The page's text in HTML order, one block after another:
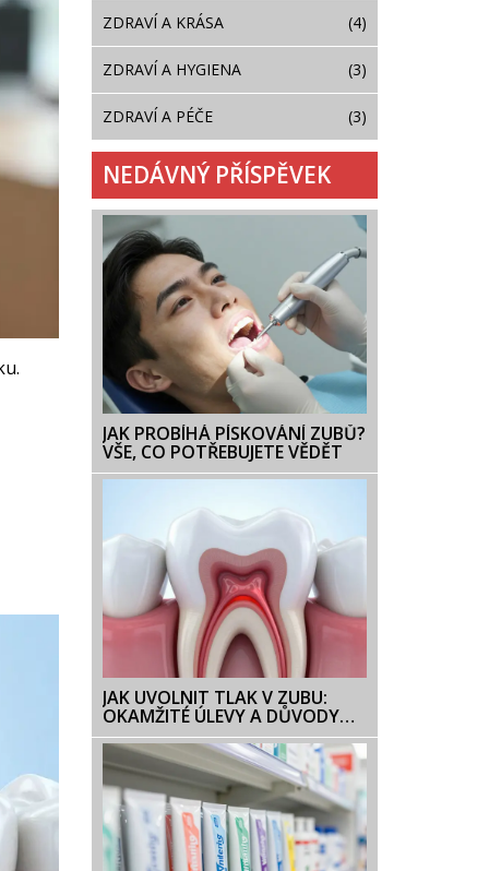
ZDRAVÍ A KRÁSA (4)
ZDRAVÍ A HYGIENA (3)
ZDRAVÍ A PÉČE (3)
NEDÁVNÝ PŘÍSPĚVEK
JAK PROBÍHÁ PÍSKOVÁNÍ ZUBŮ?
VŠE, CO POTŘEBUJETE VĚDĚT
JAK UVOLNIT TLAK V ZUBU:
OKAMŽITÉ ÚLEVY A DŮVODY
BOLESTI